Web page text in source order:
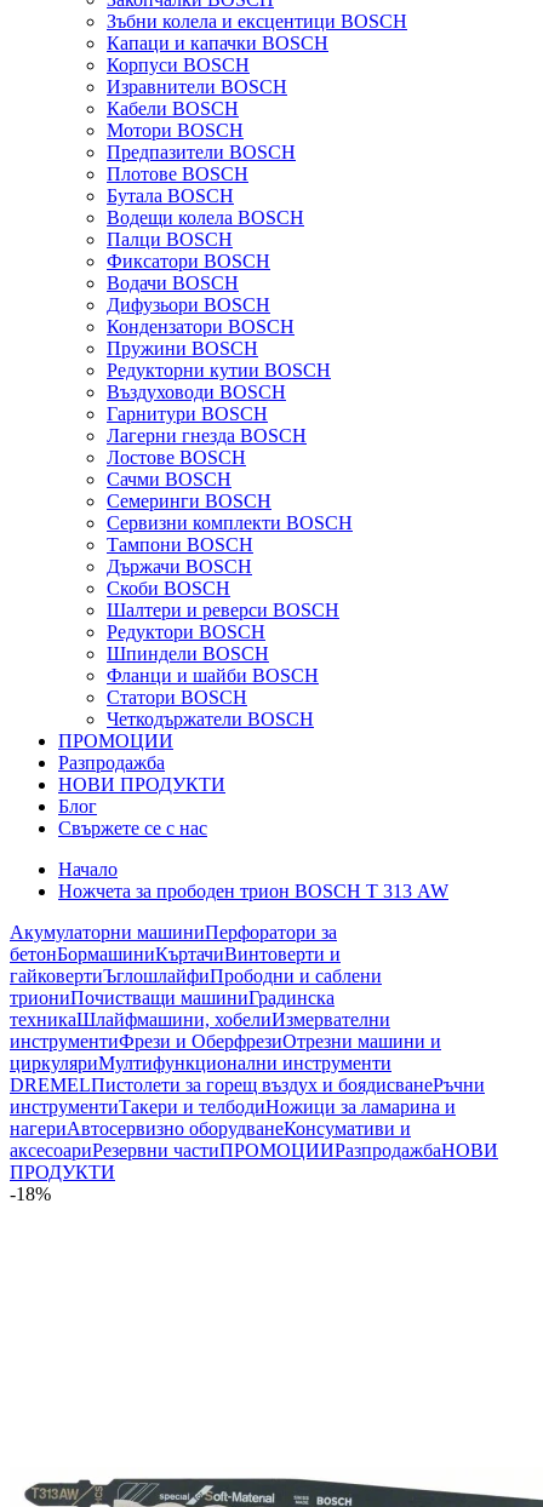
Зъбни колела и ексцентици BOSCH
Капаци и капачки BOSCH
Корпуси BOSCH
Изравнители BOSCH
Кабели BOSCH
Мотори BOSCH
Предпазители BOSCH
Плотове BOSCH
Бутала BOSCH
Водещи колела BOSCH
Палци BOSCH
Фиксатори BOSCH
Водачи BOSCH
Дифузьори BOSCH
Кондензатори BOSCH
Пружини BOSCH
Редукторни кутии BOSCH
Въздуховоди BOSCH
Гарнитури BOSCH
Лагерни гнезда BOSCH
Лостове BOSCH
Сачми BOSCH
Семеринги BOSCH
Сервизни комплекти BOSCH
Тампони BOSCH
Държачи BOSCH
Скоби BOSCH
Шалтери и реверси BOSCH
Редуктори BOSCH
Шпиндели BOSCH
Фланци и шайби BOSCH
Статори BOSCH
Четкодържатели BOSCH
ПРОМОЦИИ
Разпродажба
НОВИ ПРОДУКТИ
Блог
Свържете се с нас
Начало
Ножчета за прободен трион BOSCH Т 313 AW
Акумулаторни машиниПерфоратори за
бетонБормашиниКъртачиВинтоверти и
гайковертиЪглошлайфиПрободни и саблени
триониПочистващи машиниГрадинска
техникаШлайфмашини, хобелиИзмервателни
инструментиФрези и ОберфрезиОтрезни машини и
циркуляриМултифункционални инструменти
DREMELПистолети за горещ въздух и боядисванеРъчни
инструментиТакери и телбодиНожици за ламарина и
нагериАвтосервизно оборудванеКонсумативи и
аксесоариРезервни частиПРОМОЦИИРазпродажбаНОВИ
ПРОДУКТИ
-18%